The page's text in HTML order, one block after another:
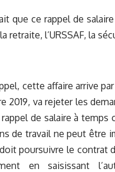
que ce rappel de
retraite, l’URSSAF, la
cette affaire arrive
2019, va rejeter les
de salaire à
de travail ne peut être
poursuivre le contrat
en saisissant